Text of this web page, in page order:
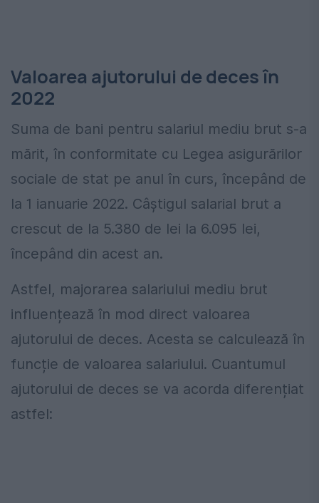
Valoarea ajutorului de deces în
2022
Suma de bani pentru salariul mediu brut s-a
mărit, în conformitate cu Legea asigurărilor
sociale de stat pe anul în curs, începând de
la 1 ianuarie 2022. Câștigul salarial brut a
crescut de la 5.380 de lei la 6.095 lei,
începând din acest an.
Astfel, majorarea salariului mediu brut
influențează în mod direct valoarea
ajutorului de deces. Acesta se calculează în
funcție de valoarea salariului. Cuantumul
ajutorului de deces se va acorda diferențiat
astfel: